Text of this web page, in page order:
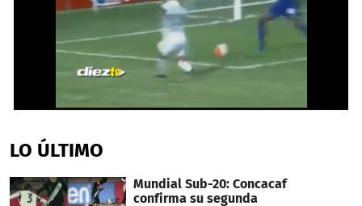
of
22
Próximo
LO ÚLTIMO
Mundial Sub-20: Concacaf
confirma su segunda